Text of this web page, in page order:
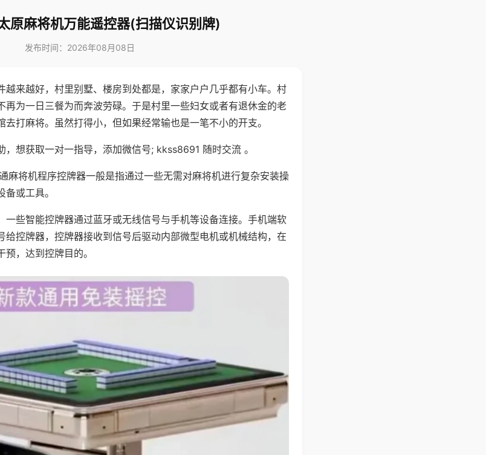
原麻将机万能遥控器(扫描仪识别牌)
发布时间：2026年08月08日
越来越好，村里别墅、楼房到处都是，家家户户几乎都有小车。村
再为一日三餐为而奔波劳碌。于是村里一些妇女或者有退休金的老
打麻将。虽然打得小，但如果经常输也是一笔不小的开支。
，想获取一对一指导，添加微信号; kkss8691 随时交流 。
麻将机程序控牌器一般是指通过一些无需对麻将机进行复杂安装操
或工具。
一些智能控牌器通过蓝牙或无线信号与手机等设备连接。手机端软
给控牌器，控牌器接收到信号后驱动内部微型电机或机械结构，在
，达到控牌目的。